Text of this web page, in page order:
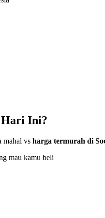
Hari Ini?
mahal vs harga termurah di
mau kamu beli